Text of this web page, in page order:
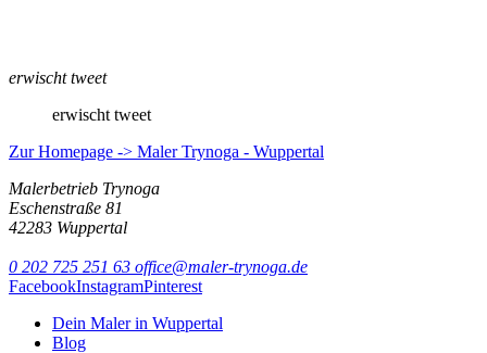
erwischt tweet
erwischt tweet
Zur Homepage -> Maler Trynoga - Wuppertal
Malerbetrieb Trynoga
Eschenstraße 81
42283 Wuppertal
0 202 725 251 63 office@maler-trynoga.de
FacebookInstagramPinterest
Dein Maler in Wuppertal
Blog